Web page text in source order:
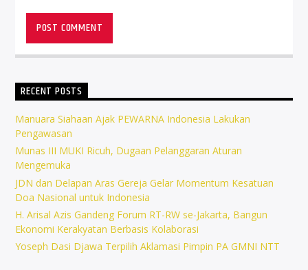
RECENT POSTS
Manuara Siahaan Ajak PEWARNA Indonesia Lakukan
Pengawasan
Munas III MUKI Ricuh, Dugaan Pelanggaran Aturan
Mengemuka
JDN dan Delapan Aras Gereja Gelar Momentum Kesatuan
Doa Nasional untuk Indonesia
H. Arisal Azis Gandeng Forum RT-RW se-Jakarta, Bangun
Ekonomi Kerakyatan Berbasis Kolaborasi
Yoseph Dasi Djawa Terpilih Aklamasi Pimpin PA GMNI NTT